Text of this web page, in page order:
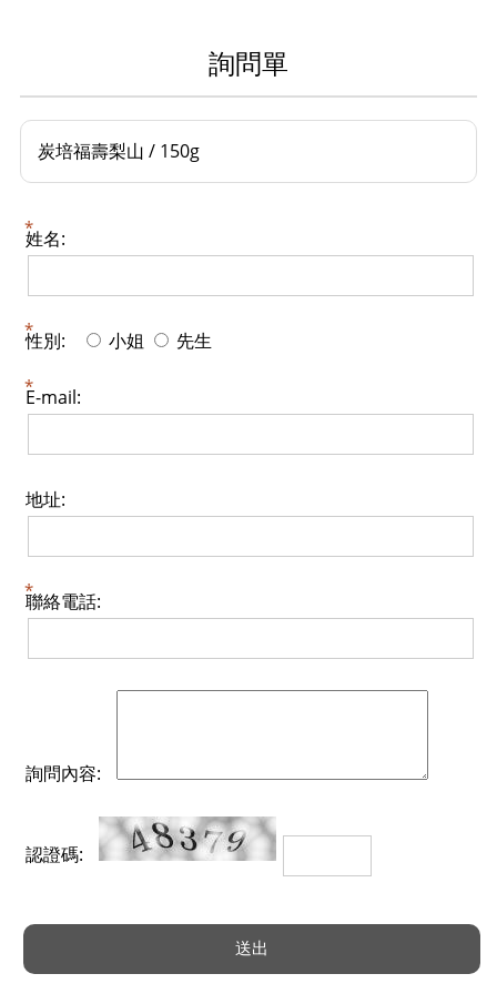
詢問單
炭培福壽梨山 / 150g
姓名:
性別: 小姐 先生
E-mail:
地址:
聯絡電話:
詢問內容:
認證碼: